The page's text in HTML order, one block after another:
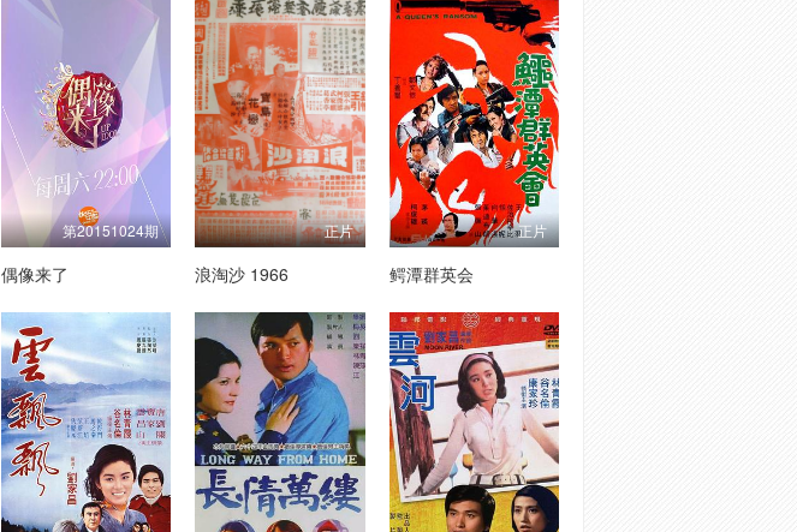
第20151024期
偶像来了
正片
浪淘沙 1966
正片
鳄潭群英会